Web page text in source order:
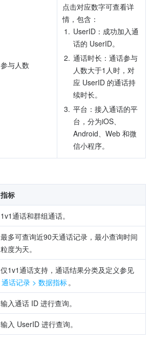
参与人数
点击对应数字可查看详
情，包含：
1. UserID：成功加入通
话的 UserID。
2. 通话时长：通话参与
人数大于1人时，对
应 UserID 的通话持
续时长。
3. 平台：接入通话的平
台，分为iOS、
Android、Web 和微
信小程序。
指标
1v1通话和群组通话。
最多可查询近90天通话记录，最小查询时间
粒度为天。
通话记录 > 数据指标 。
输入通话 ID 进行查询。
输入 UserID 进行查询。